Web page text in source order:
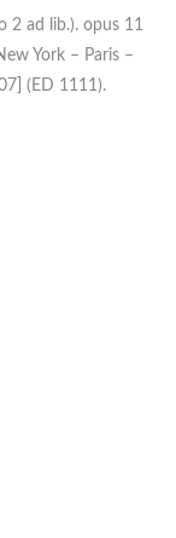
2 ad lib.). opus 11
York – Paris –
(ED 1111).